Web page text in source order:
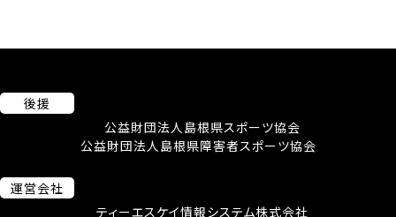
後援
公益財団法人島根県スポーツ協会
公益財団法人島根県障害者スポーツ協会
運営会社
ティーエスケイ情報システム株式会社